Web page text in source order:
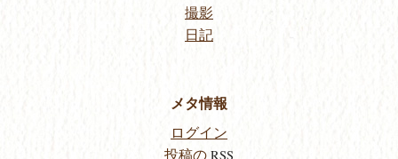
撮影
日記
メタ情報
ログイン
投稿の RSS